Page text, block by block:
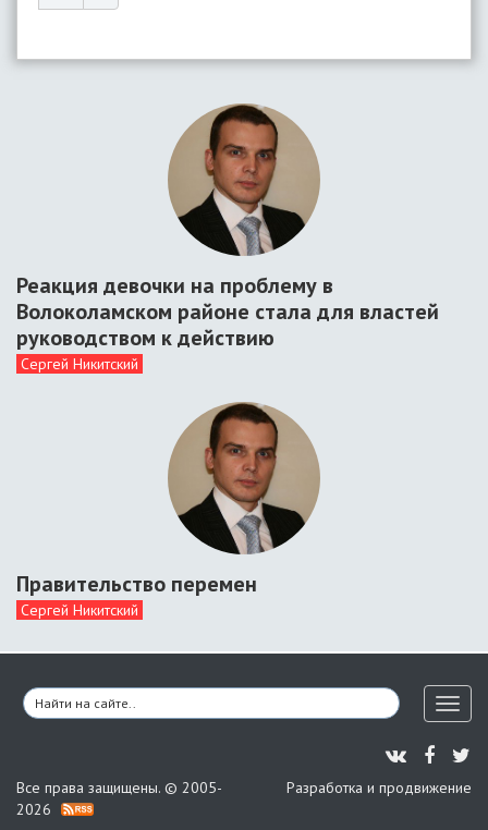
Реакция девочки на проблему в
Волоколамском районе стала для властей
руководством к действию
Сергей Никитский
Правительство перемен
Сергей Никитский
Все права защищены. © 2005-
2026
Разработка и продвижение